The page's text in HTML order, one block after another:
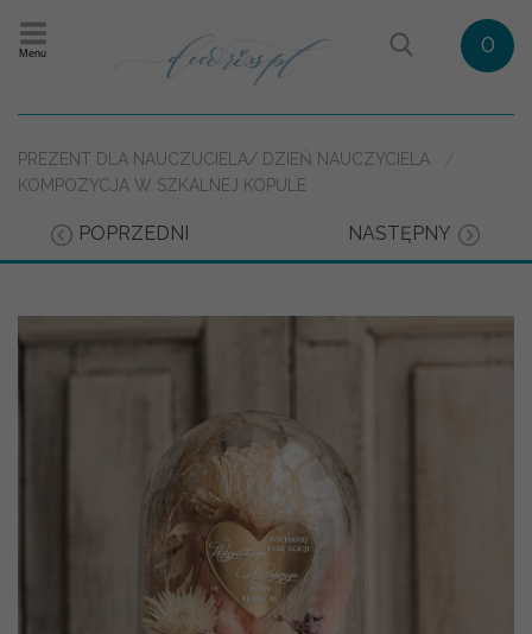
Menu 0
PREZENT DLA NAUCZUCIELA/ DZIEŃ NAUCZYCIELA
KOMPOZYCJA W SZKALNEJ KOPULE
POPRZEDNI NASTĘPNY